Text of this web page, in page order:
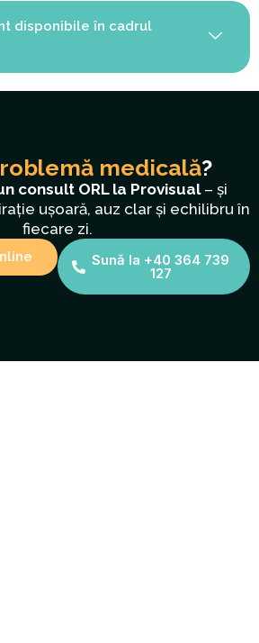
disponibile în cadrul
medicală?
consult ORL la Provisual – și
ușoară, auz clar și echilibru în
fiecare zi.
Sună la +40 364 739
127